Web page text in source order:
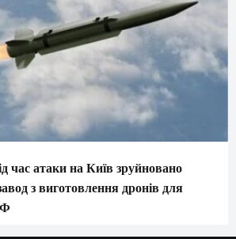
час атаки на Київ зруйновано
з виготовлення дронів для